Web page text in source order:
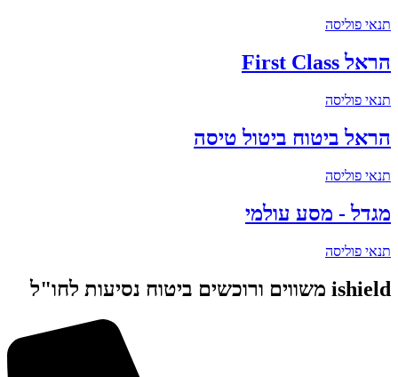
תנאי פוליסה
הראל First Class
תנאי פוליסה
הראל ביטוח ביטול טיסה
תנאי פוליסה
מגדל - מסע עולמי
תנאי פוליסה
ishield משווים ורוכשים ביטוח נסיעות לחו"ל​